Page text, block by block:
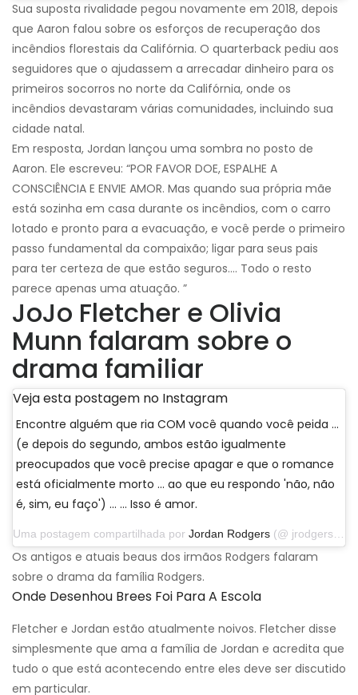
Sua suposta rivalidade pegou novamente em 2018, depois
que Aaron falou sobre os esforços de recuperação dos
incêndios florestais da Califórnia. O quarterback pediu aos
seguidores que o ajudassem a arrecadar dinheiro para os
primeiros socorros no norte da Califórnia, onde os
incêndios devastaram várias comunidades, incluindo sua
cidade natal.
Em resposta, Jordan lançou uma sombra no posto de
Aaron. Ele escreveu: “POR FAVOR DOE, ESPALHE A
CONSCIÊNCIA E ENVIE AMOR. Mas quando sua própria mãe
está sozinha em casa durante os incêndios, com o carro
lotado e pronto para a evacuação, e você perde o primeiro
passo fundamental da compaixão; ligar para seus pais
para ter certeza de que estão seguros…. Todo o resto
parece apenas uma atuação. ”
JoJo Fletcher e Olivia
Munn falaram sobre o
drama familiar
Veja esta postagem no Instagram
Encontre alguém que ria COM você quando você peida ...
(e depois do segundo, ambos estão igualmente
preocupados que você precise apagar e que o romance
está oficialmente morto ... ao que eu respondo 'não, não
é, sim, eu faço') ... … Isso é amor.
Uma postagem compartilhada por Jordan Rodgers (@ jrodgers11) em 25 de novembro de 2019 às 17:52 PST
Os antigos e atuais beaus dos irmãos Rodgers falaram
sobre o drama da família Rodgers.
Onde Desenhou Brees Foi Para A Escola
Fletcher e Jordan estão atualmente noivos. Fletcher disse
simplesmente que ama a família de Jordan e acredita que
tudo o que está acontecendo entre eles deve ser discutido
em particular.